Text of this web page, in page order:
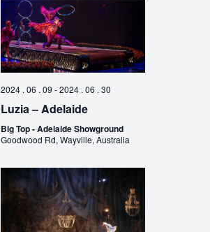
2024 . 06 . 09 -2024 . 06 . 30
Luzia – Adelaide
Big Top - Adelaide Showground
Goodwood Rd, Wayville, Australia